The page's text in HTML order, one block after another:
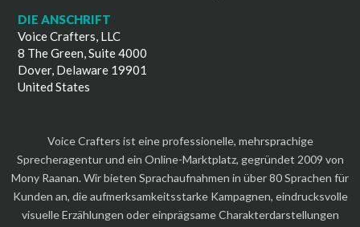
DIE ANSCHRIFT
Voice Crafters, LLC
8 The Green, Suite 4000
Dover, Delaware 19901
United States
Voice Crafters ist eine professionelle, mehrsprachige
Sprecheragentur und ein Online-Marktplatz, gegründet 2009 von
Mony Raanan. Wir bieten Sprachaufnahmen in über 80 Sprachen für
Kunden an, die aufmerksamkeitsstarke Kampagnen, eindrucksvolle
visuelle Erzählungen oder einprägsame Charakterdarstellungen